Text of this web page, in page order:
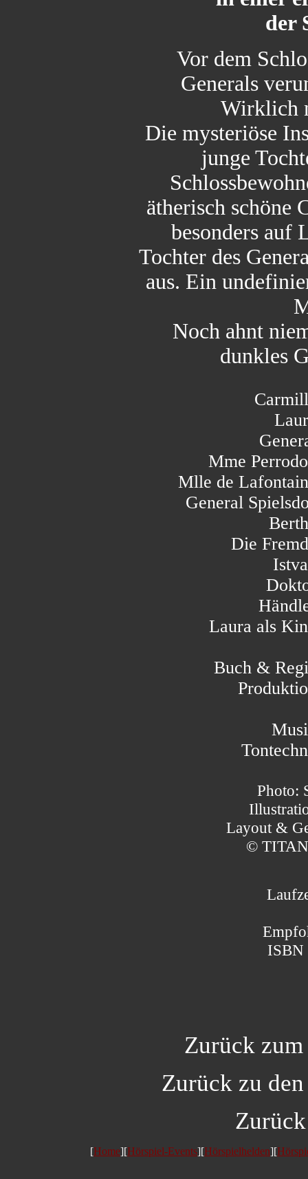
der
Vor dem
Generals
Wirklich
Die mysteriöse
junge
ätherisch schöne
besonders auf
Tochter des
aus. Ein
Noch ahnt
dunkles
Mme
Mlle de
General
Die
Laura als
Buch &
Photo:
Layout &
©
ISBN
Zurück
Zurück zu
[Home][Hörspiel-Events][Hörspielhelden][